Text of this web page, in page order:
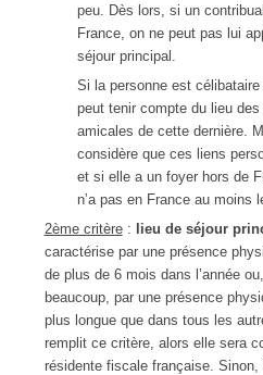
peu. Dès lors, si un
France, on ne peut pas lui
séjour principal.
Si la personne est
peut tenir compte du lieu
amicales de cette dernière.
considère que ces liens
et si elle a un foyer hors de
n’a pas en France au moins
2ème critère: lieu de séjour
caractérise par une présence
de plus de 6 mois dans l’année
beaucoup, par une présence
plus longue que dans tous les
remplit ce critère, alors elle sera
résidente fiscale française. Sinon,